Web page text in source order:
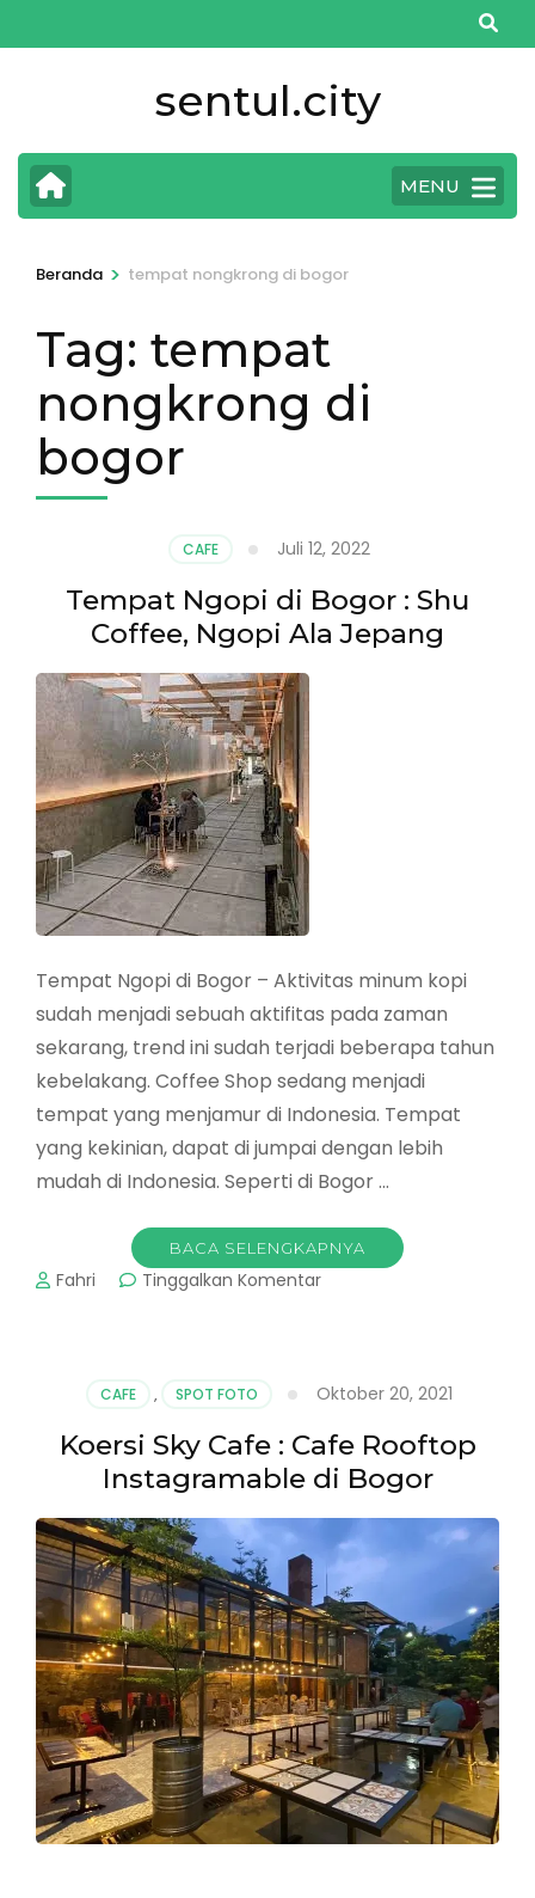
ke
Enter)
sentul.city
MENU
Beranda > tempat nongkrong di bogor
Tag: tempat
nongkrong di
bogor
CAFE Juli 12, 2022
Tempat Ngopi di Bogor : Shu
Coffee, Ngopi Ala Jepang
Tempat Ngopi di Bogor – Aktivitas minum kopi
sudah menjadi sebuah aktifitas pada zaman
sekarang, trend ini sudah terjadi beberapa tahun
kebelakang. Coffee Shop sedang menjadi
tempat yang menjamur di Indonesia. Tempat
yang kekinian, dapat di jumpai dengan lebih
mudah di Indonesia. Seperti di Bogor …
BACA SELENGKAPNYA
Fahri Tinggalkan Komentarpada
:
Shu
Coffee,
Ngopi
CAFE , SPOT FOTO Oktober 20, 2021
Koersi Sky Cafe : Cafe Rooftop
Instagramable di Bogor